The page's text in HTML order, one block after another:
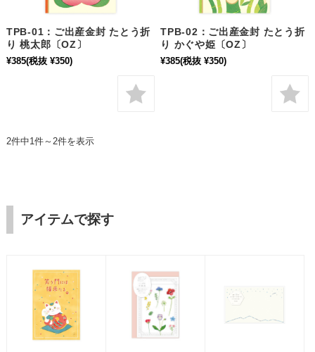
TPB-01：ご出産金封 たとう折
り 桃太郎〔OZ〕
¥385(税抜 ¥350)
TPB-02：ご出産金封 たとう折
り かぐや姫〔OZ〕
¥385(税抜 ¥350)
2件中1件～2件を表示
アイテムで探す